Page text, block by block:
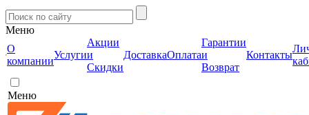
Меню
О
компании
Услуги
Акции
и
Скидки
ДоставкаОплата
Гарантии
и
Возврат
Контакты
Меню